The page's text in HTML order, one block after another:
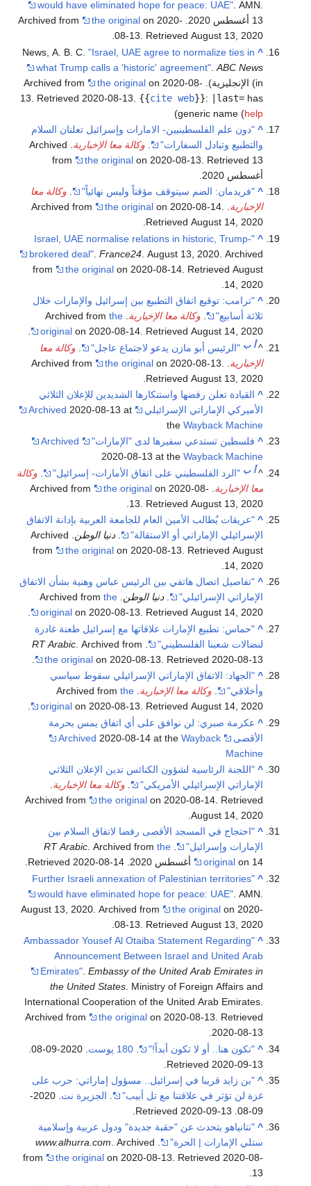
would have eliminated hope for peace: UAE" . AMN.
13 أغسطس 2020. Archived from
the original on 2020-
08-13 . RetrievedAugust 13, 2020
.
^
News, A. B. C."Israel, UAE agree to normalize ties in
what Trump calls a 'historic' agreement" .ABC News
(in الإنجليزية). Archived from
the original on 2020-08-
13 . Retrieved 2020-08-13 {{cite web}}: |last= has
generic name (help
)
^ "دون علم الفلسطينيين- الامارات وإسرائيل تعلنان السلام
والتطبيع وتبادل السفارات"
وكالة معا الإخبارية
. Archived
from
the original on 2020-08-13 . Retrieved 13
أغسطس 2020
^ "فريدمان: الضم سيتوقف مؤقتاً وليس نهائياً" . وكالة معا
الإخبارية. Archived from
the original on 2020-08-14.
RetrievedAugust 14, 2020
.
^
"Israel, UAE normalise relations in historic, Trump-
brokered deal" .France24 . August 13, 2020. Archived
from
the original on 2020-08-14 . RetrievedAugust
14, 2020
^ "ترامب: توقيع اتفاق التطبيع بين إسرائيل والإمارات خلال
ثلاثة أسابيع"
وكالة معا الإخبارية the
original on 2020-08-14 . RetrievedAugust 14, 2020
^أ ب "الرئيس أبو مازن يدعو لاجتماع عاجل"
وكالة معا
الإخبارية
the original on 2020-08-13
RetrievedAugust 13, 2020
^ القيادة تعلن رفضها واستنكارها الشديدين للإعلان الثلاثي
الأميركي الإماراتي الإسرائيلي
Archived 2020-08-13 at
theWayback Machine
^ فلسطين تستدعي سفيرها لدى "الإمارات"
Archived
2020-08-13 at theWayback Machine
^أ ب "الرد الفلسطيني على اتفاق الأمارات- إسرائيل"
وكالة
معا الإخبارية
the original on 2020-08-
13 . RetrievedAugust 13, 2020
^ "عريقات يُطالب الأمين العام للجامعة العربية بإدانة الاتفاق
الإسرائيلي الإماراتي أو الاستقالة"
دنيا الوطن
. Archived
from
the original on 2020-08-13 . RetrievedAugust
14, 2020
^ "تفاصيل اتصال هاتفي بين الرئيس عباس وهنية بشأن الاتفاق
الإماراتي الإسرائيلي"
. دنيا الوطن. Archived from
the
original on 2020-08-13. RetrievedAugust 14, 2020
.
^ "حماس: تطبيع الإمارات علاقاتها مع إسرائيل طعنة غادرة
لنضالات شعبنا الفلسطيني"
RT Arabic . Archived from
the original on 2020-08-13 . Retrieved 2020-08-13
^ "الجهاد: الاتفاق الإماراتي الإسرائيلي سقوط سياسي
وأخلاقي"
. وكالة معا الإخبارية. Archived from
the
original on 2020-08-13. RetrievedAugust 14, 2020
.
^ عكرمة صبري: لن نوافق على أي اتفاق يمس بحرمة
الأقصى
Archived 2020-08-14 at theWayback
Machine
^ "اللجنة الرئاسية لشؤون الكنائس تدين الإعلان الثلاثي
الإماراتي الإسرائيلي الأمريكي"
وكالة معا الإخبارية
Archived from
the original on 2020-08-14 . Retrieved
August 14, 2020
.
^ "احتجاج في المسجد الأقصى رفضا لاتفاق السلام بين
الإمارات وإسرائيل"
.
RT Arabic. Archived fromthe
original on 14 أغسطس 2020 . Retrieved
2020-08-14
.
^
"Further Israeli annexation of Palestinian territories
would have eliminated hope for peace: UAE" . AMN.
August 13, 2020. Archived from
the original on 2020-
08-13 . RetrievedAugust 13, 2020
.
^
"Ambassador Yousef Al Otaiba Statement Regarding
Announcement Between Israel and United Arab
Emirates".Embassy of the United Arab Emirates in
the United States. Ministry of Foreign Affairs and
International Cooperation of the United Arab Emirates.
Archived from
the original on 2020-08-13. Retrieved
2020-08-13
.
^ "تكون هنا.. أو لا تكون أبداً!" 180 پوست
.
Retrieved 2020-09-13
^ "بن زايد قريبا في إسرائيل.. مسؤول إماراتي: حرب على
غزة لن تؤثر في علاقتنا مع تل أبيب"
الجزيرة نت
. 2020-
09-08
. Retrieved
2020-09-13
^ "نتانياهو يتحدث عن "حقبة جديدة" ودول عربية وإسلامية
ستلي الإمارات | الحرة"
.
www.alhurra.com. Archived
from
the original on 2020-08-13. Retrieved2020-08-
13
.